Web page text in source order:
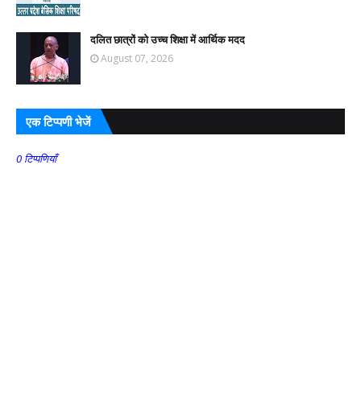
दलित छात्रों को उच्च शिक्षा में आर्थिक मदद
August 07, 2026
एक टिप्पणी भेजें
0 टिप्पणियाँ